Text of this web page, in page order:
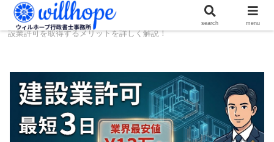
ホーム 建設コラム
下請業者は建設業許可は不要？建
設業許可を取得するメリットを詳しく解説！
search menu